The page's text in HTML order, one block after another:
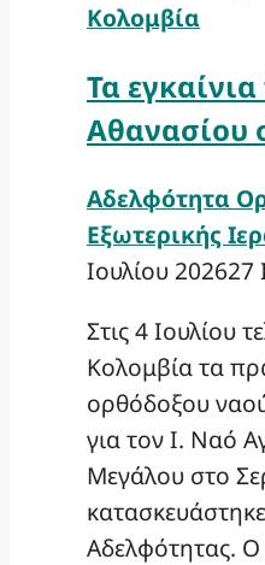
Κολομβία
Τα
Αθανασίου
Αδελφότητα
Εξωτερικής
Ιουλίου 202627
Στις 4 Ιουλίου
Κολομβία τα
ορθόδοξου
για τον Ι. Ναό
Μεγάλου στο
Αδελφότητας. Ο